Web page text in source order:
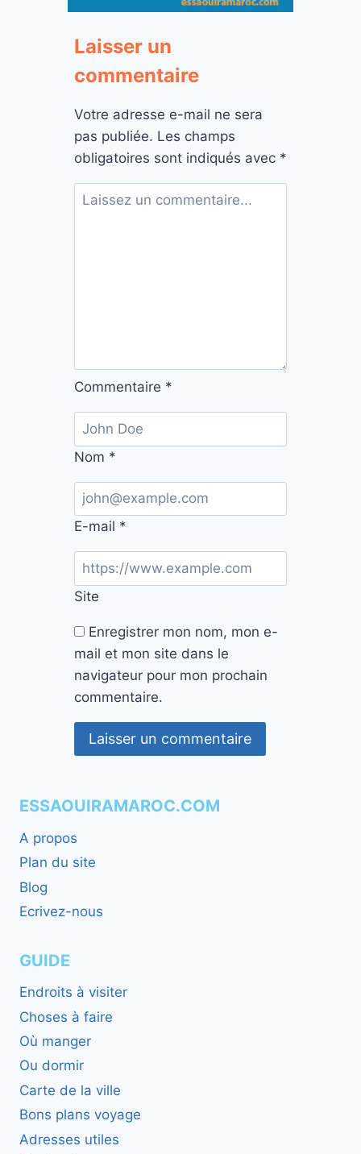
Laisser un
commentaire
Votre adresse e-mail ne sera
pas publiée. Les champs
obligatoires sont indiqués avec *
Commentaire *
Nom *
E-mail *
Site
Enregistrer mon nom, mon e-
mail et mon site dans le
navigateur pour mon prochain
commentaire.
ESSAOUIRAMAROC.COM
A propos
Plan du site
Blog
Ecrivez-nous
GUIDE
Endroits à visiter
Choses à faire
Où manger
Ou dormir
Carte de la ville
Bons plans voyage
Adresses utiles